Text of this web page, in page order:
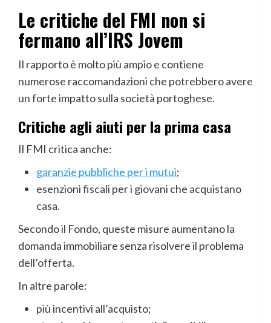
Le critiche del FMI non si
fermano all’IRS Jovem
Il rapporto è molto più ampio e contiene
numerose raccomandazioni che potrebbero avere
un forte impatto sulla società portoghese.
Critiche agli aiuti per la prima casa
Il FMI critica anche:
garanzie pubbliche per i mutui;
esenzioni fiscali per i giovani che acquistano
casa.
Secondo il Fondo, queste misure aumentano la
domanda immobiliare senza risolvere il problema
dell’offerta.
In altre parole:
più incentivi all’acquisto;